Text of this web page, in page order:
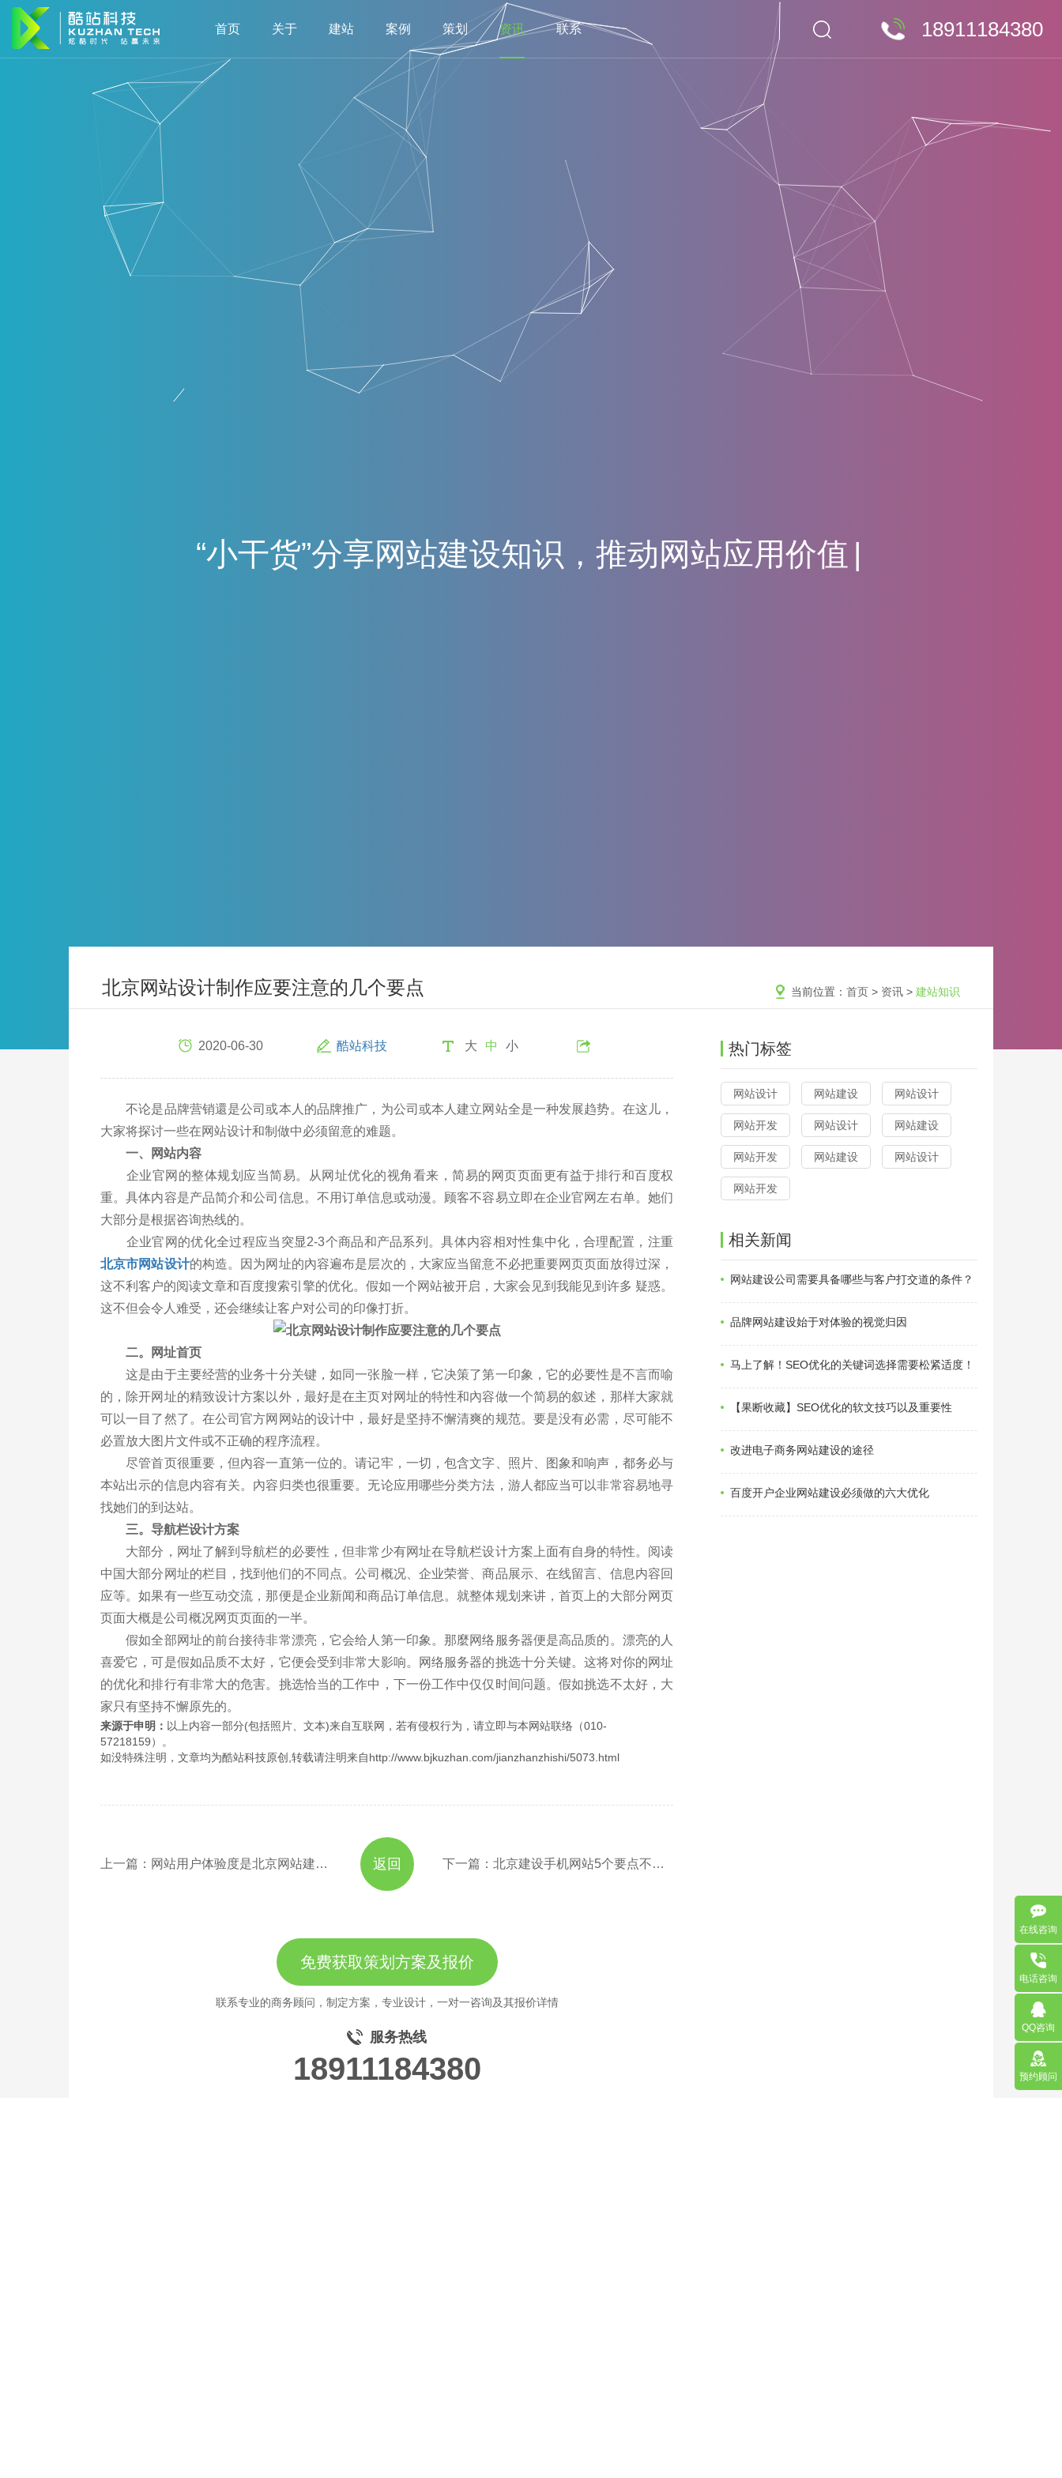
18911184380
首页 关于 建站 案例 策划 资讯 联系
“小干货”分享网站建设知识 ， 推动 网站应用价值
当前位置：首页 > 资讯 >建站知识
北京网站设计制作应要注意的几个要点
2020-06-30 酷站科技 大 中 小
不论是品牌营销還是公司或本人的品牌推广，为公司或本人建立网站全是一种发展趋势。在这儿，
大家将探讨一些在网站设计和制做中必须留意的难题。
一、网站内容
企业官网的整体规划应当简易。从网址优化的视角看来，简易的网页页面更有益于排行和百度权
重。具体内容是产品简介和公司信息。不用订单信息或动漫。顾客不容易立即在企业官网左右单。她们
大部分是根据咨询热线的。
企业官网的优化全过程应当突显2-3个商品和产品系列。具体内容相对性集中化，合理配置，注重
北京市网站设计的构造。因为网址的內容遍布是层次的，大家应当留意不必把重要网页页面放得过深，
这不利客户的阅读文章和百度搜索引擎的优化。假如一个网站被开启，大家会见到我能见到许多 疑惑。
这不但会令人难受，还会继续让客户对公司的印像打折。
二。网址首页
这是由于主要经营的业务十分关键，如同一张脸一样，它决策了第一印象，它的必要性是不言而喻
的，除开网址的精致设计方案以外，最好是在主页对网址的特性和內容做一个简易的叙述，那样大家就
可以一目了然了。在公司官方网网站的设计中，最好是坚持不懈清爽的规范。要是没有必需，尽可能不
必置放大图片文件或不正确的程序流程。
尽管首页很重要，但內容一直第一位的。请记牢，一切，包含文字、照片、图象和响声，都务必与
本站出示的信息内容有关。內容归类也很重要。无论应用哪些分类方法，游人都应当可以非常容易地寻
找她们的到达站。
三。导航栏设计方案
大部分，网址了解到导航栏的必要性，但非常少有网址在导航栏设计方案上面有自身的特性。阅读
中国大部分网址的栏目，找到他们的不同点。公司概况、企业荣誉、商品展示、在线留言、信息内容回
应等。如果有一些互动交流，那便是企业新闻和商品订单信息。就整体规划来讲，首页上的大部分网页
页面大概是公司概况网页页面的一半。
假如全部网址的前台接待非常漂亮，它会给人第一印象。那麼网络服务器便是高品质的。漂亮的人
喜爱它，可是假如品质不太好，它便会受到非常大影响。网络服务器的挑选十分关键。这将对你的网址
的优化和排行有非常大的危害。挑选恰当的工作中，下一份工作中仅仅时间问题。假如挑选不太好，大
家只有坚持不懈原先的。
来源于申明： 以上内容一部分(包括照片、文本)来自互联网，若有侵权行为，请立即与本网站联络（010-
57218159）。
如没特殊注明，文章均为酷站科技原创,转载请注明来自http://www.bjkuzhan.com/jianzhanzhishi/5073.html
上一篇：网站用户体验度是北京网站建设的根本核心 下一篇：北京建设手机网站5个要点不能忽略
返回
免费获取策划方案及报价
联系专业的商务顾问，制定方案，专业设计，一对一咨询及其报价详情
服务热线
18911184380
热门标签
网站设计 网站建设 网站设计
网站开发 网站设计 网站建设
网站开发 网站建设 网站设计
网站开发
相关新闻
网站建设公司需要具备哪些与客户打交道的条件？
品牌网站建设始于对体验的视觉归因
马上了解！SEO优化的关键词选择需要松紧适度！
【果断收藏】SEO优化的软文技巧以及重要性
改进电子商务网站建设的途径
百度开户企业网站建设必须做的六大优化
在线咨询
电话咨询
QQ咨询
预约顾问